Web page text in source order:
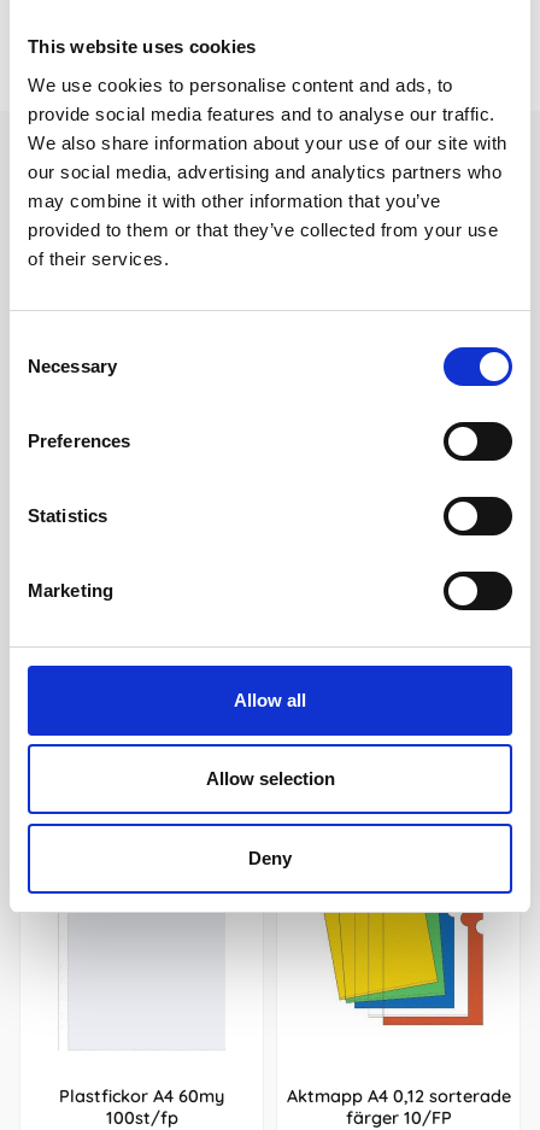
This website uses cookies
We use cookies to personalise content and ads, to
provide social media features and to analyse our traffic.
We also share information about your use of our site with
our social media, advertising and analytics partners who
may combine it with other information that you’ve
provided to them or that they’ve collected from your use
of their services.
Selection
Necessary
Preferences
Statistics
Marketing
Allow all
Allow selection
Deny
Prishistorik
Lägsta pris senaste 30 dagarna är 16 kr (2026-08-10)
Andra tittade även på
Plastregister A4 1-15 vit
Köp
Plastregister A4 1-31 vit
Köp
Andra köpte även
Plastfickor A4 60my
100st/fp
Aktmapp A4 0,12 sorterade
färger 10/FP